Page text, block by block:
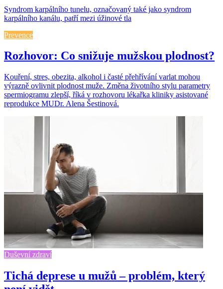
Syndrom karpálního tunelu, označovaný také jako syndrom
karpálního kanálu, patří mezi úžinové tla
Prevence
Rozhovor: Co snižuje mužskou plodnost?
Kouření, stres, obezita, alkohol i časté přehřívání varlat mohou
výrazně ovlivnit plodnost muže. Změna životního stylu parametry
spermiogramu zlepší, říká v rozhovoru lékařka kliniky asistované
reprodukce MUDr. Alena Šestinová.
Duševní zdraví
Tichá deprese u mužů – problém, který